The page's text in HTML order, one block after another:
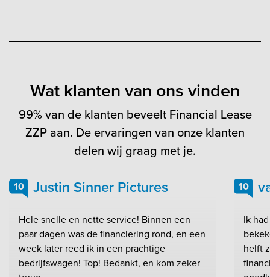
Wat klanten van ons vinden
99% van de klanten beveelt Financial Lease
ZZP aan. De ervaringen van onze klanten
delen wij graag met je.
10 Justin Sinner Pictures
Hele snelle en nette service! Binnen een
paar dagen was de financiering rond, en een
week later reed ik in een prachtige
bedrijfswagen! Top! Bedankt, en kom zeker
10
Ik
helft